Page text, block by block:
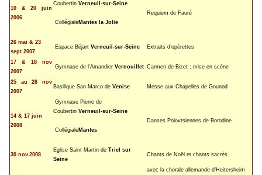
10 & 20 juin
2006
Coubertin Verneuil-sur-Seine
CollégialeMantes la Jolie
Requiem de Fauré
26 mai & 23
sept 2007
Espace Béjart Verneuil-sur-Seine Extraits d’opérettes
17 & 18 nov
2007
Gymnase de l’Amandier Vernouillet Carmen de Bizet ; mise en scène
25 au 28 nov
2007
Basilique San Marco de Venise Messe aux Chapelles de Gounod
14 & 17 juin
2008
Gymnase Pierre de
Coubertin Verneuil-sur-Seine
CollégialeMantes
Danses Polovtsiennes de Borodine
30.nov.2008
Eglise Saint Martin de Triel sur
Seine
Chants de Noël et chants sacrés
avec la chorale allemande d’Heitersheim